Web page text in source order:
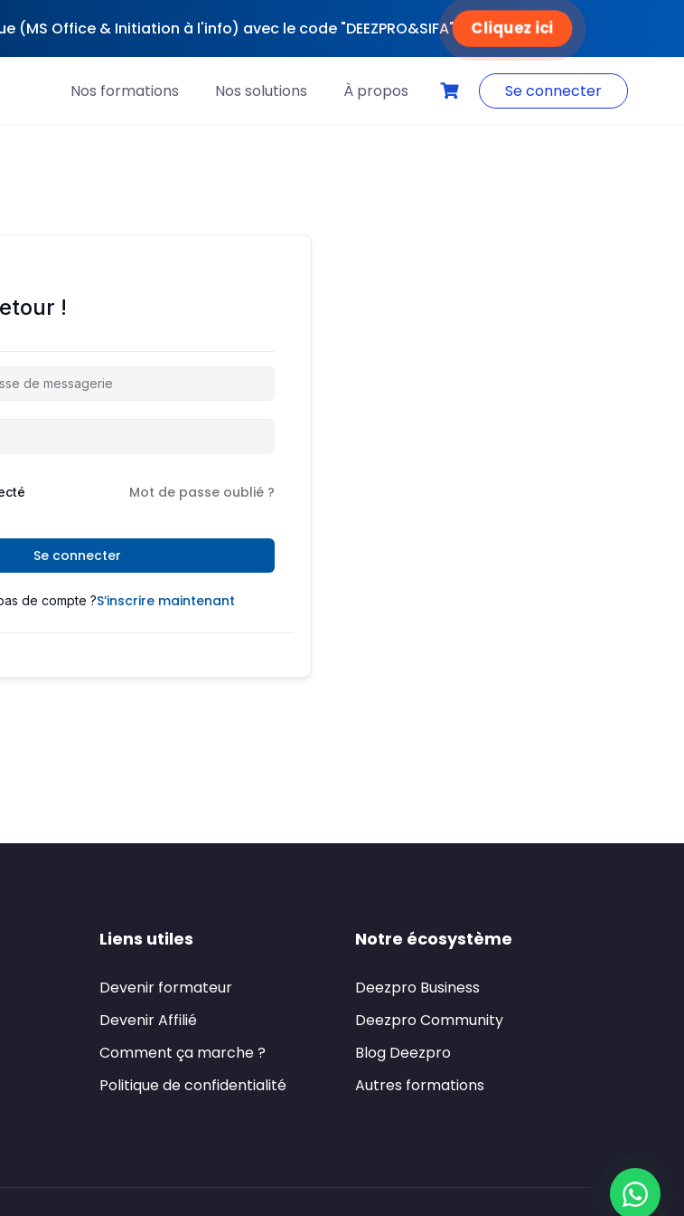
(MS Office & Initiation à l'info) avec le code "DEEZPRO&SIFA" Cliquez ici
Nos formations Nos solutions À propos Se connecter
!
Mot de passe oublié ?
Se connecter
de compte ?S’inscrire maintenant
Liens utiles
Devenir formateur
Devenir Affilié
Comment ça marche ?
Politique de confidentialité
Notre écosystème
Deezpro Business
Deezpro Community
Blog Deezpro
Autres formations